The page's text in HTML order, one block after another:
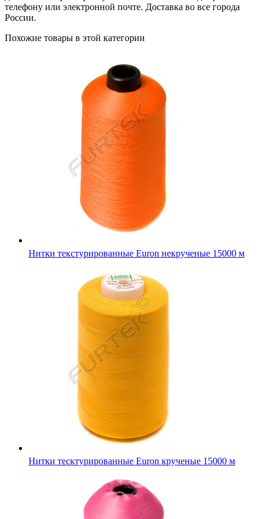
телефону или электронной почте. Доставка во все города
России.
Похожие товары в этой категории
Нитки текстурированные Euron некрученые 15000 м
Нитки тесктурированные Euron крученые 15000 м